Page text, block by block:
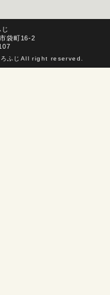
袋町16-2
ふじ All right reserved.